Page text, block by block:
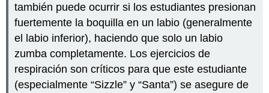
también puede ocurrir si los estudiantes presionan
fuertemente la boquilla en un labio (generalmente
el labio inferior), haciendo que solo un labio
zumba completamente. Los ejercicios de
respiración son críticos para que este estudiante
(especialmente “Sizzle” y “Santa”) se asegure de